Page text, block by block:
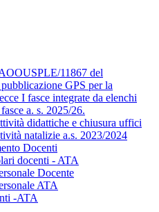
11867 del
GPS per la
I fasce integrate da elenchi
a. s. 2025/26.
didattiche e chiusura uffici
natalizie a.s. 2023/2024
Docenti
docenti - ATA
Docente
ATA
-ATA